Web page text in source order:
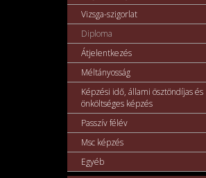
Vizsga-szigorlat
Diploma
Átjelentkezés
Méltányosság
Képzési idő, állami ösztöndíjas és
önköltséges képzés
Passzív félév
Msc képzés
Egyéb